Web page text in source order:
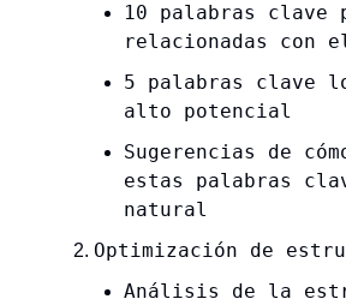
10 palabras clave
relacionadas con
5 palabras clave
alto potencial
Sugerencias de
estas palabras
natural
Optimización de
Análisis de la